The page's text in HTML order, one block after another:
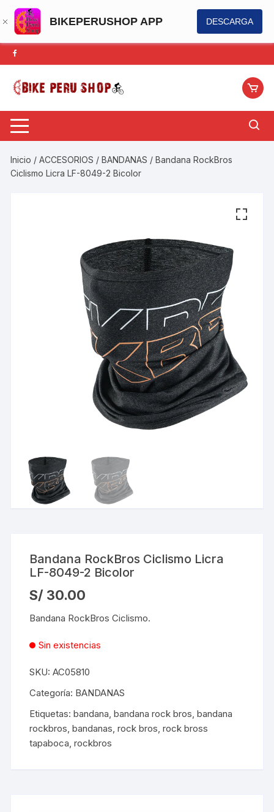
BIKEPERUSHOP APP DESCARGA
Saltar
al
contenido
Inicio /ACCESORIOS /BANDANAS / Bandana RockBros
Ciclismo Licra LF-8049-2 Bicolor
Bandana RockBros Ciclismo Licra
LF-8049-2 Bicolor
S/ 30.00
Bandana RockBros Ciclismo.
Sin existencias
SKU:AC05810
Categoría: BANDANAS
Etiquetas:bandana,bandana rock bros,bandana
rockbros,bandanas,rock bros,rock bross
tapaboca,rockbros